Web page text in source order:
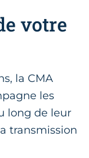
votre
la CMA
les
long de leur
transmission